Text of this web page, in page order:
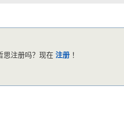
思注册吗？现在 注册！